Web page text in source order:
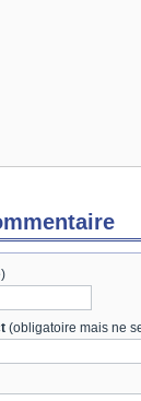
(obligatoire mais ne